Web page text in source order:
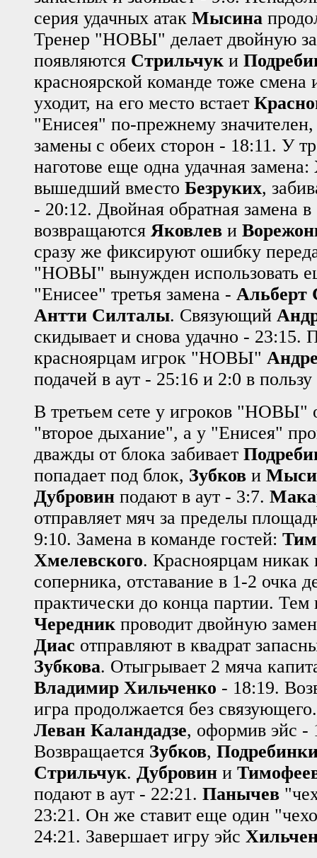
серия удачных атак Мысина
Тренер "НОВЫ" делает двойную
появляются Стрильчук и
красноярской команде тоже смена
уходит, на его место встает
"Енисея" по-прежнему
замены с обеих сторон - 18:11. У
наготове еще одна удачная замена:
вышедший вместо Безруких,
- 20:12. Двойная обратная замена
возвращаются Яковлев и
сразу же фиксируют ошибку
"НОВЫ" вынужден использовать
"Енисее" третья замена - Альберт
Антти Силталы. Связующий
скидывает и снова удачно - 23:15.
красноярцам игрок "НОВЫ"
подачей в аут - 25:16 и 2:0 в
В третьем сете у игроков "НОВЫ"
"второе дыхание", а у "Енисея"
дважды от блока забивает
попадает под блок, Зубков и
Дубровин подают в аут - 3:7.
отправляет мяч за пределы
9:10. Замена в команде гостей:
Хмелевского. Красноярцам никак
соперника, отставание в 1-2 очка
практически до конца партии.
Чередник проводит двойную
Диас отправляют в квадрат
Зубкова. Отыгрывает 2 мяча
Владимир Хильченко - 18:19.
игра продолжается без
Леван Каландадзе, оформив эйс -
Возвращается Зубков,
Стрильчук. Дубровин и
подают в аут - 22:21. Панычев
23:21. Он же ставит еще один
24:21. Завершает игру эйс